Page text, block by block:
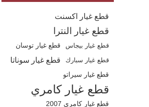
قطع غيار اكسنت
قطع غيار النترا
قطع غيار بيجاس
قطع غيار توسان
قطع غيار سبارك
قطع غيار سوناتا
قطع غيار سيراتو
قطع غيار كامري
قطع غيار كامري 2007